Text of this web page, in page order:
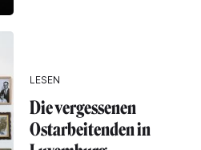
LESEN
Die vergessenen
Ostarbeitenden in